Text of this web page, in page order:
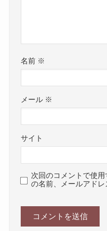
名前 ※
メール ※
サイト
次回のコメントで使
の名前、メールアドレ